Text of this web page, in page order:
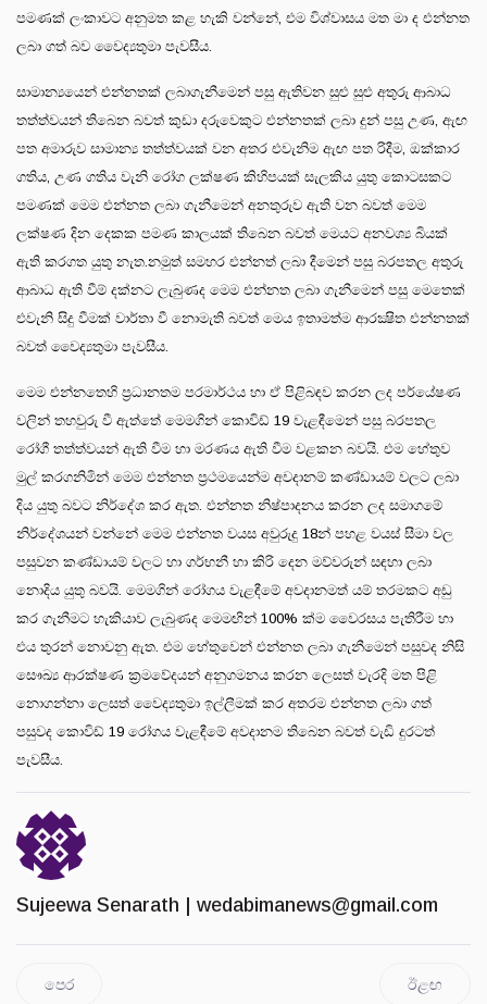
පමණක් ලංකාවට අනුමත කළ හැකි වන්නේ, එම විශ්වාසය මත මා ද එන්නත
ලබා ගත් බව වෛද්‍යතුමා පැවසීය.
සාමාන්‍යයෙන් එන්නතක් ලබාගැනීමෙන් පසු ඇතිවන සුළු සුළු අතුරු ආබාධ
තත්ත්වයන් තිබෙන බවත් කුඩා දරුවෙකුට එන්නතක් ලබා දුන් පසු උණ, ඇඟ
පත අමාරුව සාමාන්‍ය තත්ත්වයක් වන අතර එවැනිම ඇඟ පත රිදීම, ඔක්කාර
ගතිය, උණ ගතිය වැනි රෝග ලක්ෂණ කිහිපයක් සැලකිය යුතු කොටසකට
පමණක් මෙම එන්නත ලබා ගැනීමෙන් අනතුරුව ඇති වන බවත් මෙම
ලක්ෂණ දින දෙකක පමණ කාලයක් තිබෙන බවත් මෙයට අනවශ්‍ය බියක්
ඇති කරගත යුතු නැත.නමුත් සමහර එන්නත් ලබා දීමෙන් පසු බරපතල අතුරු
ආබාධ ඇති වීම් දක්නට ලැබුණද මෙම එන්නත ලබා ගැනීමෙන් පසු මෙතෙක්
එවැනි සිදු වීමක් වාර්තා වී නොමැති බවත් මෙය ඉතාමත්ම ආරක්‍ෂිත එන්නතක්
බවත් වෛද්‍යතුමා පැවසීය.
මෙම එන්නතෙහි ප්‍රධානතම පරමාර්ථය හා ඒ පිළිබඳව කරන ලද පර්යේෂණ
වලින් තහවුරු වී ඇත්තේ මෙමගින් කොවිඩ් 19 වැළඳීමෙන් පසු බරපතල
රෝගී තත්ත්වයන් ඇති වීම හා මරණය ඇති වීම වළකන බවයි. එම හේතුව
මුල් කරගනිමින් මෙම එන්නත ප්‍රථමයෙන්ම අවදානම් කණ්ඩායම් වලට ලබා
දිය යුතු බවට නිර්දේශ කර ඇත. එන්නත නිෂ්පාදනය කරන ලද සමාගමේ
නිර්දේශයන් වන්නේ මෙම එන්නත වයස අවුරුදු 18න් පහළ වයස් සීමා වල
පසුවන කණ්ඩායම් වලට හා ගර්භනී හා කිරි දෙන මව්වරුන් සඳහා ලබා
නොදිය යුතු බවයි. මෙමගින් රෝගය වැළඳීමේ අවදානමත් යම් තරමකට අඩු
කර ගැනීමට හැකියාව ලැබුණද මෙමඟින් 100% ක්ම වෛරසය පැතිරීම හා
එය තුරන් නොවනු ඇත. එම හේතුවෙන් එන්නත ලබා ගැනීමෙන් පසුවද නිසි
සෞඛ්‍ය ආරක්ෂණ ක්‍රමවේදයන් අනුගමනය කරන ලෙසත් වැරදි මත පිළි
නොගන්නා ලෙසත් වෛද්‍යතුමා ඉල්ලීමක් කර අතරම එන්නත ලබා ගත්
පසුවද කොවිඩ් 19 රෝගය වැළඳීමේ අවදානම තිබෙන බවත් වැඩි දුරටත්
පැවසීය.
Sujeewa Senarath | wedabimanews@gmail.com
පෙර ඊළඟ